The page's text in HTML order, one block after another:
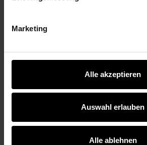
Marketing
Alle akzeptieren
Auswahl erlauben
Alle ablehnen
zarten Pastellen bis hin zu kräftigen
Lauflänge: 125 m/ 50 g
Nadelstärke: 3.5-4.0
Maschenprobe: 22 Maschen und 28
Pflege: 30° C Schonwaschgang
Tipp! Verbrauch Größe 98/104 = ca.